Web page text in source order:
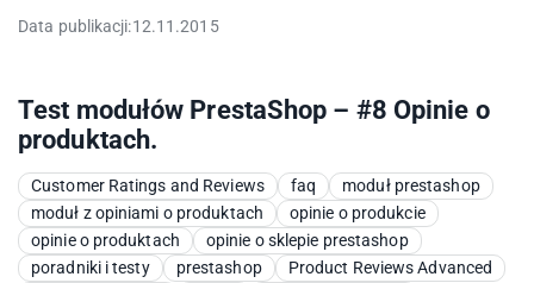
Data publikacji:12.11.2015
Test modułów PrestaShop – #8 Opinie o
produktach.
Customer Ratings and Reviews faq
moduł prestashop
moduł z opiniami o produktach
opinie o produkcie
opinie o produktach
opinie o sklepie prestashop
poradniki i testy
prestashop
Product Reviews Advanced